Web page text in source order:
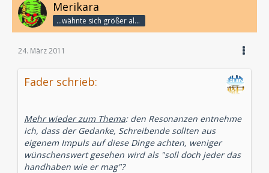
Merikara
...wähnte sich größer als die Götter.
24. März 2011
Fader schrieb:
Mehr wieder zum Thema: den Resonanzen entnehme
ich, dass der Gedanke, Schreibende sollten aus
eigenem Impuls auf diese Dinge achten, weniger
wünschenswert gesehen wird als "soll doch jeder das
handhaben wie er mag"?